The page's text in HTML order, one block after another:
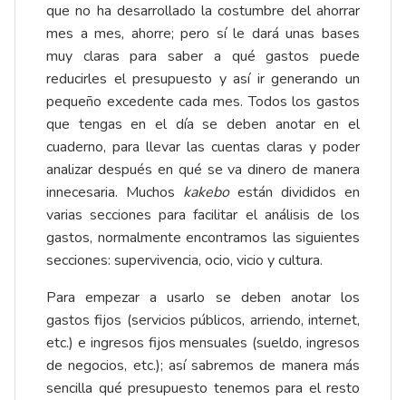
que no ha desarrollado la costumbre del ahorrar
mes a mes, ahorre; pero sí le dará unas bases
muy claras para saber a qué gastos puede
reducirles el presupuesto y así ir generando un
pequeño excedente cada mes. Todos los gastos
que tengas en el día se deben anotar en el
cuaderno, para llevar las cuentas claras y poder
analizar después en qué se va dinero de manera
innecesaria. Muchos kakeboestán divididos en
varias secciones para facilitar el análisis de los
gastos, normalmente encontramos las siguientes
secciones: supervivencia, ocio, vicio y cultura.
Para empezar a usarlo se deben anotar los
gastos fijos (servicios públicos, arriendo, internet,
etc.) e ingresos fijos mensuales (sueldo, ingresos
de negocios, etc.); así sabremos de manera más
sencilla qué presupuesto tenemos para el resto